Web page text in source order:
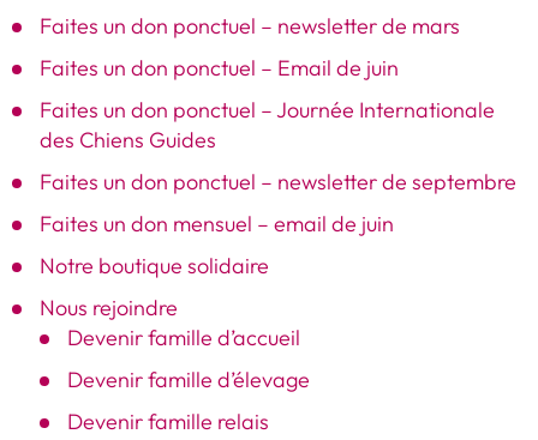
Faites un don ponctuel – newsletter de mars
Faites un don ponctuel – Email de juin
Faites un don ponctuel – Journée Internationale
des Chiens Guides
Faites un don ponctuel – newsletter de septembre
Faites un don mensuel – email de juin
Notre boutique solidaire
Nous rejoindre
Devenir famille d’accueil
Devenir famille d’élevage
Devenir famille relais